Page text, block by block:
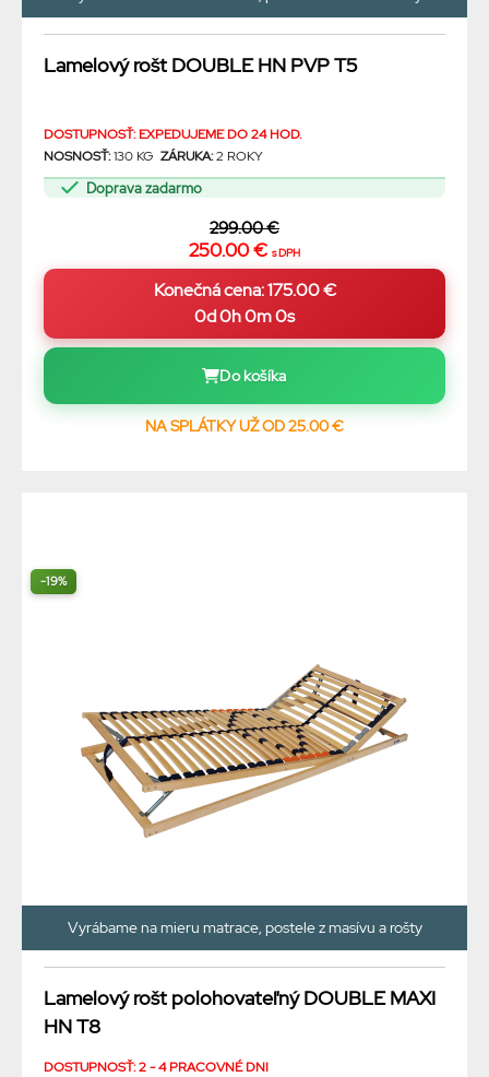
Lamelový rošt DOUBLE HN PVP T5
DOSTUPNOSŤ: EXPEDUJEME DO 24 HOD.
NOSNOSŤ:130 KG ZÁRUKA:2 ROKY
Doprava zadarmo
299.00 €
250.00 € s DPH
0d 0h 0m 0s
Do košíka
NA SPLÁTKY UŽ OD 25.00 €
-19%
Vyrábame na mieru matrace, postele z masívu a rošty
Lamelový rošt polohovateľný DOUBLE MAXI
HN T8
DOSTUPNOSŤ: 2 - 4 PRACOVNÉ DNI